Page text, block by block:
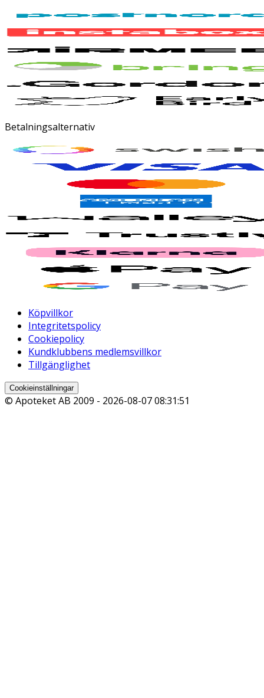
Betalningsalternativ
Köpvillkor
Integritetspolicy
Cookiepolicy
Kundklubbens medlemsvillkor
Tillgänglighet
Cookieinställningar
© Apoteket AB 2009 - 2026-08-07 08:31:51